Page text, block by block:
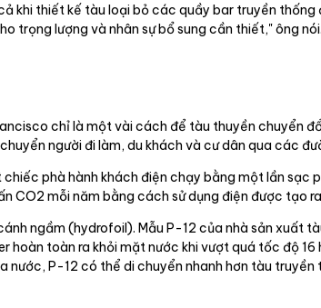
khi thiết kế tàu loại bỏ các quầy bar truyền thống
trọng lượng và nhân sự bổ sung cần thiết," ông
chỉ là một vài cách để tàu thuyền chuyển
người đi làm, du khách và cư dân qua các
phà hành khách điện chạy bằng một lần sạc
mỗi năm bằng cách sử dụng điện được tạo
ngầm (hydrofoil). Mẫu P-12 của nhà sản xuất
toàn ra khỏi mặt nước khi vượt quá tốc độ 16
nước, P-12 có thể di chuyển nhanh hơn tàu